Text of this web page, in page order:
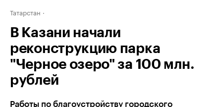
Татарстан
В Казани начали
реконструкцию парка
"Черное озеро" за 100 млн.
рублей
Работы по благоустройству городского